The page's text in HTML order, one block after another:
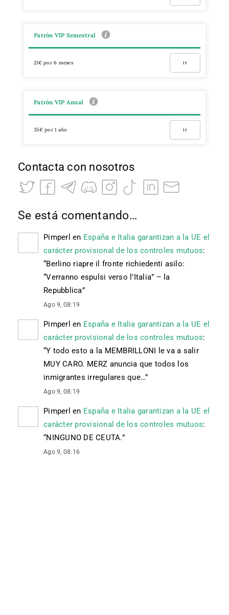
Patrón VIP Semestral
21€ por 6 meses Ir
Patrón VIP Anual
35€ por 1 año Ir
Contacta con nosotros
Se está comentando…
Pimperl en España e Italia garantizan a la UE el
carácter provisional de los controles mutuos:
“Berlino riapre il fronte richiedenti asilo:
“Verranno espulsi verso l’Italia” – la
Repubblica”
Ago 9, 08:19
Pimperl en España e Italia garantizan a la UE el
carácter provisional de los controles mutuos:
“Y todo esto a la MEMBRILLONI le va a salir
MUY CARO. MERZ anuncia que todos los
inmigrantes irregulares que…”
Ago 9, 08:19
Pimperl en España e Italia garantizan a la UE el
carácter provisional de los controles mutuos:
“NINGUNO DE CEUTA.”
Ago 9, 08:16